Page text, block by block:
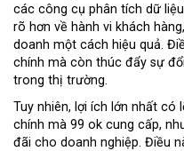
các công cụ phân tích dữ
rõ hơn về hành vi khách
doanh một cách hiệu quả.
chính mà còn thúc đẩy sự
trong thị trường.
Tuy nhiên, lợi ích lớn nhất có
chính mà 99 ok cung cấp,
đãi cho doanh nghiệp. Điều